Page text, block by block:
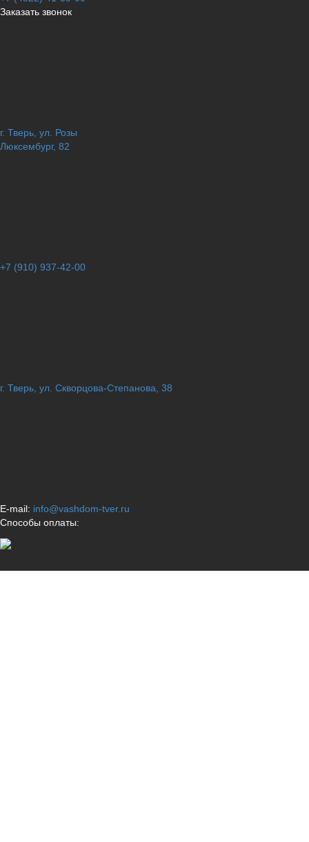
Заказать звонок
г. Тверь, ул. Розы
Люксембург, 82
+7 (910) 937-42-00
г. Тверь, ул. Скворцова-Степанова, 38
E-mail: info@vashdom-tver.ru
Способы оплаты: